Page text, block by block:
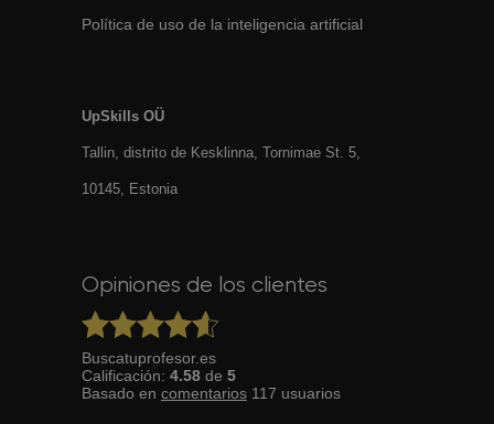
Política de uso de la inteligencia artificial
UpSkills OÜ
Tallin, distrito de Kesklinna, Tornimаe St. 5,
10145, Estonia
Opiniones de los clientes
Buscatuprofesor.es
Calificación: 4.58 de 5
Basado en comentarios 117 usuarios